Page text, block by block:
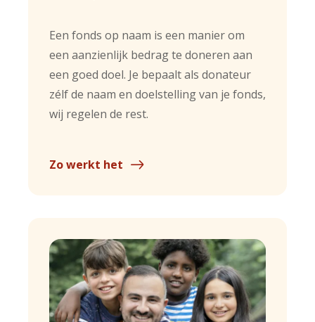
Een fonds op naam is een manier om
een aanzienlijk bedrag te doneren aan
een goed doel. Je bepaalt als donateur
zélf de naam en doelstelling van je fonds,
wij regelen de rest.
Zo werkt het